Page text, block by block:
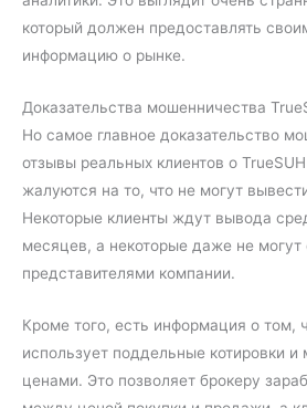
который должен предоставлять
информацию о рынке.
Доказательства мошенничества
Но самое главное доказательство
отзывы реальных клиентов о
жалуются на то, что не могут
Некоторые клиенты ждут вывода
месяцев, а некоторые даже не могут
представителями компании.
Кроме того, есть информация о том,
использует поддельные котировки и
ценами. Это позволяет брокеру